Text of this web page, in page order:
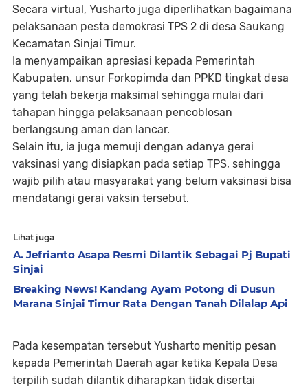
Secara virtual, Yusharto juga diperlihatkan bagaimana
pelaksanaan pesta demokrasi TPS 2 di desa Saukang
Kecamatan Sinjai Timur.
Ia menyampaikan apresiasi kepada Pemerintah
Kabupaten, unsur Forkopimda dan PPKD tingkat desa
yang telah bekerja maksimal sehingga mulai dari
tahapan hingga pelaksanaan pencoblosan
berlangsung aman dan lancar.
Selain itu, ia juga memuji dengan adanya gerai
vaksinasi yang disiapkan pada setiap TPS, sehingga
wajib pilih atau masyarakat yang belum vaksinasi bisa
mendatangi gerai vaksin tersebut.
Lihat juga
A. Jefrianto Asapa Resmi Dilantik Sebagai Pj Bupati
Sinjai
Breaking News! Kandang Ayam Potong di Dusun
Marana Sinjai Timur Rata Dengan Tanah Dilalap Api
Pada kesempatan tersebut Yusharto menitip pesan
kepada Pemerintah Daerah agar ketika Kepala Desa
terpilih sudah dilantik diharapkan tidak disertai